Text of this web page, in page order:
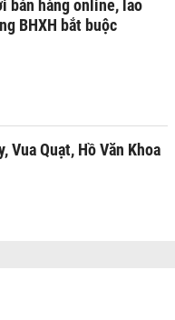
bán hàng online, lao
BHXH bắt buộc
Vua Quạt, Hồ Văn Khoa